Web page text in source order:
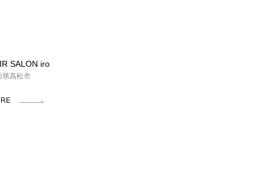
SALON iro
県高松市